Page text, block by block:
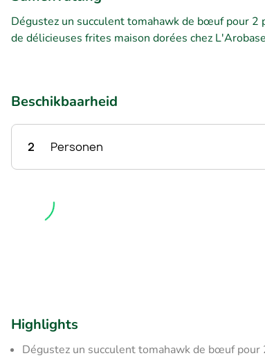
Dégustez un succulent tomahawk de bœuf pour 2
de délicieuses frites maison dorées chez L'Arobase
Beschikbaarheid
2 Personen
Highlights
Dégustez un succulent tomahawk de bœuf pour